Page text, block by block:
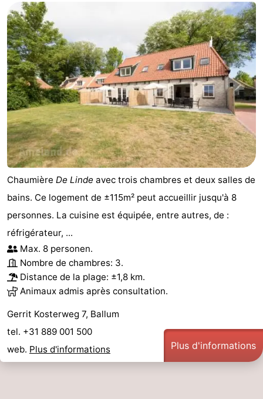
vue
Croisières
Fermes
-
Terrains
de
jeux
-
Parcours
de
mini-
golf
Nature
Visites
guidées
Sports
-
Piscines
-
Faire
du
vélo
-
Randonnée
-
Équitation
-
Surfen
-
Sportive
Equitation
-
Chaumière De Linde avec trois chambres et deux salles de
bains. Ce logement de ±115m² peut accueillir jusqu'à 8
personnes. La cuisine est équipée, entre autres, de :
réfrigérateur, ...
Max. 8 personen.
Nombre de chambres: 3.
Distance de la plage: ±1,8 km.
Animaux admis après consultation.
Gerrit Kosterweg 7, Ballum
tel. +31 889 001 500
web. Plus d'informations Plus d'informations